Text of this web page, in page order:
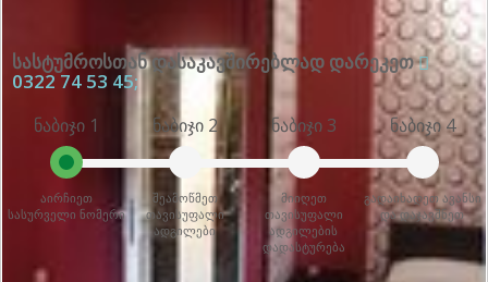
სასტუმროსთან დასაკავშირებლად დარეკეთ
0322 74 53 45;
ნაბიჯი 1
აირჩიეთ
სასურველი ნომერი
ნაბიჯი 2
შეამოწმეთ
თავისუფალი
ადგილები
ნაბიჯი 3
მიიღეთ
თავისუფალი
ადგილების
დადასტურება
ნაბიჯი 4
გადაიხადეთ ავანსი
და დაჯავშნეთ